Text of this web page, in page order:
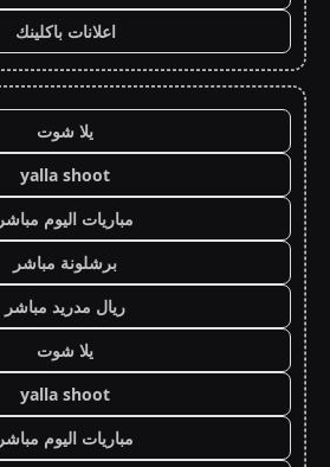
اعلانات باكلينك
يلا شوت
yalla shoot
مباريات اليوم مباشر
برشلونة مباشر
ريال مدريد مباشر
يلا شوت
yalla shoot
مباريات اليوم مباشر